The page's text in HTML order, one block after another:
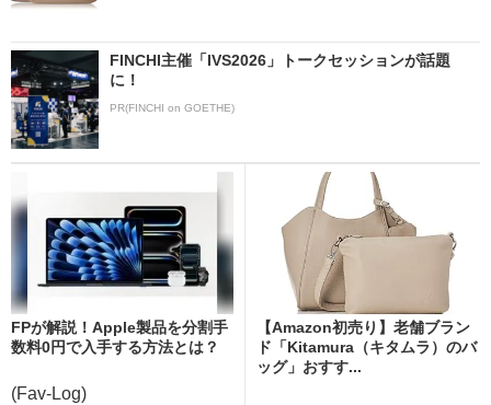
FINCHI主催「IVS2026」トークセッションが話題
に！
PR(FINCHI on GOETHE)
FPが解説！Apple製品を分割手
数料0円で入手する方法とは？
(Fav-Log)
【Amazon初売り】老舗ブラン
ド「Kitamura（キタムラ）のバ
ッグ」おすす...